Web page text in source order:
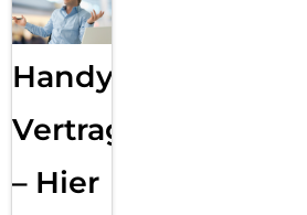
Handy
Vertragsabwicklung
– Hier